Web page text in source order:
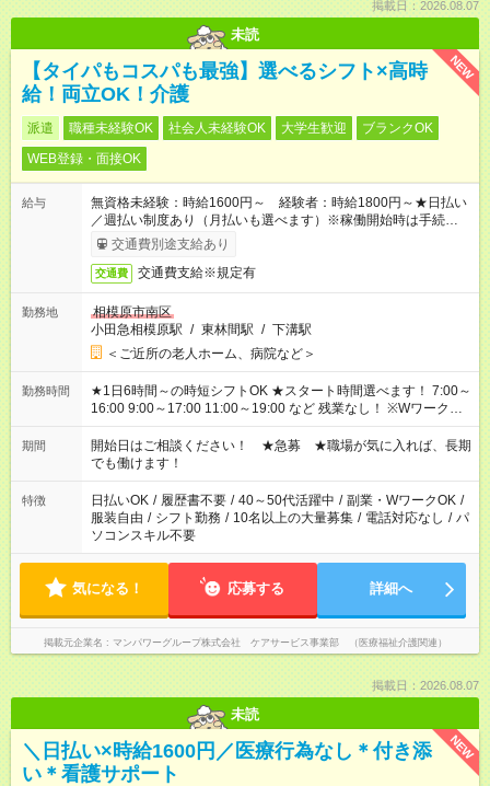
掲載日：2026.08.07
未読
NEW
【タイパもコスパも最強】選べるシフト×高時
給！両立OK！介護
派遣 職種未経験OK 社会人未経験OK 大学生歓迎
ブランクOK
WEB登録・面接OK
給与
無資格未経験：時給1600円～ 経験者：時給1800円～★日払い
／週払い制度あり（月払いも選べます）※稼働開始時は手続き完
了次第のお支払いとなります。
交通費別途支給あり
交通費 交通費支給※規定有
勤務地
相模原市南区
小田急相模原駅 / 東林間駅 / 下溝駅
＜ご近所の老人ホーム、病院など＞
勤務時間
★1日6時間～の時短シフトOK ★スタート時間選べます！ 7:00～
16:00 9:00～17:00 11:00～19:00 など 残業なし！ ※Wワークの
場合、他のお仕事と合わせ週40時間超の就業はご案内できませ
ん ※法令に基づき、週20時間以上勤務は社会保険への加入対象
となります ※労働者派遣法（日雇い派遣の原則禁止）により、
短時間・短期間の就業はご案内が難しい場合があります
期間
開始日はご相談ください！ ★急募 ★職場が気に入れば、長期
でも働けます！
特徴 日払いOK / 履歴書不要 / 40～50代活躍中 / 副業・WワークOK /
服装自由 / シフト勤務 / 10名以上の大量募集 / 電話対応なし / パ
ソコンスキル不要
気になる！ 応募する 詳細へ
掲載元企業名 マンパワーグループ株式会社 ケアサービス事業部 （医療福祉介護関連）
掲載日：2026.08.07
未読
NEW
＼日払い×時給1600円／医療行為なし＊付き添
い＊看護サポート